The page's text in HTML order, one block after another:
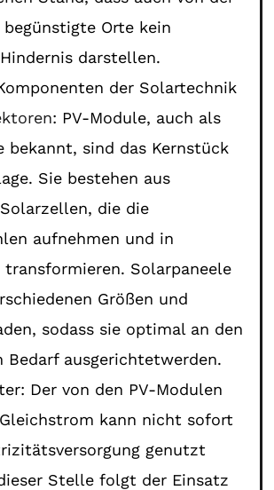
Orte kein
darstellen.
der Solartechnik
: PV-Module, auch als
bekannt, sind das Kernstück
Sie bestehen aus
die die
aufnehmen und in
Solarpaneele
Größen und
sodass sie optimal an den
Bedarf ausgerichtetwerden.
Der von den PV-Modulen
kann nicht sofort
genutzt
Stelle folgt der Einsatz